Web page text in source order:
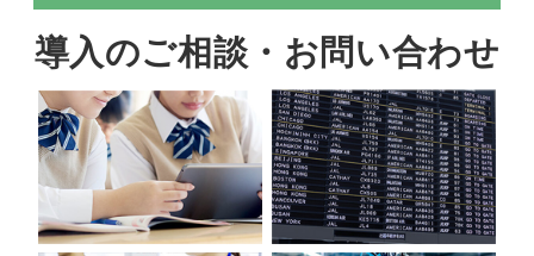
導入のご相談・お問い合わせ